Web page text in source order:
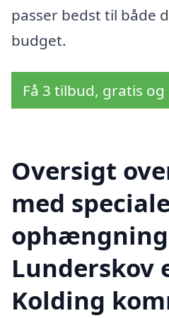
passer bedst til både
budget.
Få 3 tilbud, gratis
Oversigt
med
ophængning
Lunderskov
Kolding